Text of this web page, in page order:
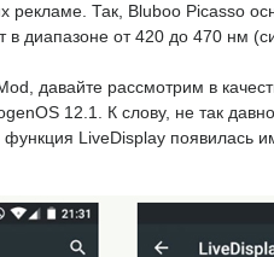
рекламе. Так, Bluboo Picasso
в диапазоне от 420 до 470 нм
давайте рассмотрим в
12.1. К слову, не так
LiveDisplay появилась